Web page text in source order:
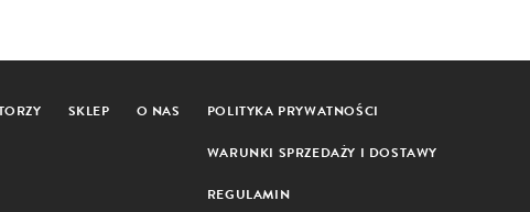
SKLEP O NAS POLITYKA PRYWATNOŚCI
WARUNKI SPRZEDAŻY I DOSTAWY
REGULAMIN